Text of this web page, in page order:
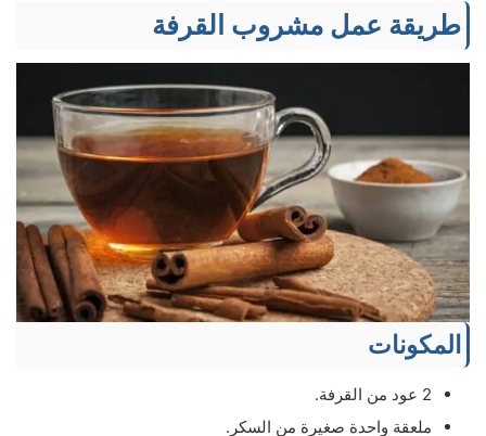
طريقة عمل مشروب القرفة
المكونات
2 عود من القرفة.
ملعقة واحدة صغيرة من السكر.